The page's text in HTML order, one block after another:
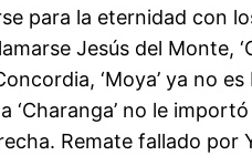
para la eternidad con
Jesús del Monte,
‘Moya’ ya no
no le
Remate fallado